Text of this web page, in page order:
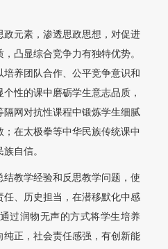
元素，渗透思政思想，对促进
凸显综合竞争力有独特优势。
养团队合作、公平竞争意识和
性的课中磨砺学生意志品质，
网对抗性课程中锻炼学生细腻
在太极拳等中华民族传统课中
自信。
教学经验和反思教学问题，使
、历史担当，在潜移默化中感
过润物无声的方式将学生培养
正，社会责任感强，有创新能